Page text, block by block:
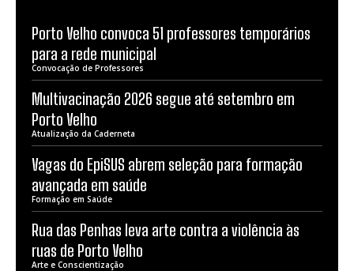
Porto Velho convoca 51 professores temporários
para a rede municipal
Convocação de Professores
Multivacinação 2026 segue até setembro em
Porto Velho
Atualização da Caderneta
Vagas do EpiSUS abrem seleção para formação
avançada em saúde
Formação em Saúde
Rua das Penhas leva arte contra a violência às
ruas de Porto Velho
Arte e Conscientização